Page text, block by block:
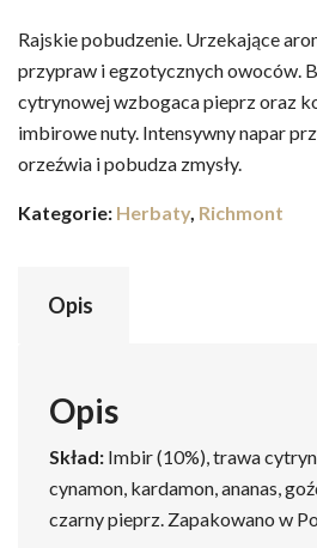
Rajskie pobudzenie. Urzekające
przypraw i egzotycznych owoców.
cytrynowej wzbogaca pieprz oraz
imbirowe nuty. Intensywny napar
orzeźwia i pobudza zmysły.
Kategorie: Herbaty, Richmont
Opis
Opis
Skład: Imbir (10%), trawa
cynamon, kardamon, ananas,
czarny pieprz. Zapakowano w